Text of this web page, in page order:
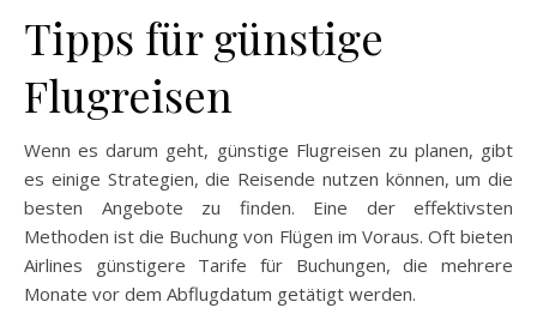
Tipps für günstige
Flugreisen
Wenn es darum geht, günstige Flugreisen zu planen, gibt
es einige Strategien, die Reisende nutzen können, um die
besten Angebote zu finden. Eine der effektivsten
Methoden ist die Buchung von Flügen im Voraus. Oft bieten
Airlines günstigere Tarife für Buchungen, die mehrere
Monate vor dem Abflugdatum getätigt werden.